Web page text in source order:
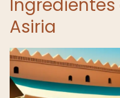
Asiria